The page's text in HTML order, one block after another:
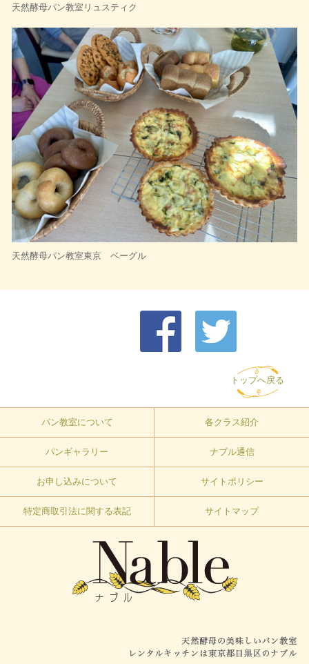
天然酵母パン教室リュスティク
天然酵母パン教室東京 ベーグル
トップへ戻る
パン教室について 各クラス紹介
パンギャラリー ナブル通信
お申し込みについて サイトポリシー
特定商取引法に関する表記 サイトマップ